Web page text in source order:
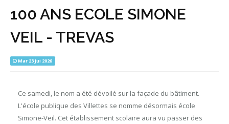
100 ANS ECOLE SIMONE
VEIL - TREVAS
Mar 23 Jui 2026
Ce samedi, le nom a été dévoilé sur la façade du bâtiment.
L'école publique des Villettes se nomme désormais école
Simone-Veil. Cet établissement scolaire aura vu passer des